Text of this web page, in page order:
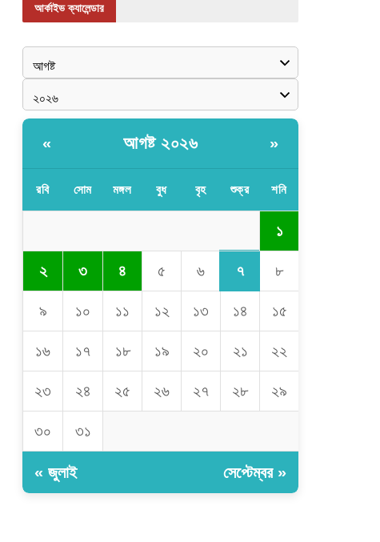
আর্কাইভ ক্যালেন্ডার
« আগষ্ট ২০২৬ »
রবি সোম মঙ্গল বুধ বৃহ শুক্র শনি
১
২ ৩ ৪ ৫ ৬ ৭ ৮
৯ ১০ ১১ ১২ ১৩ ১৪ ১৫
১৬ ১৭ ১৮ ১৯ ২০ ২১ ২২
২৩ ২৪ ২৫ ২৬ ২৭ ২৮ ২৯
৩০ ৩১
« জুলাই সেপ্টেম্বর »